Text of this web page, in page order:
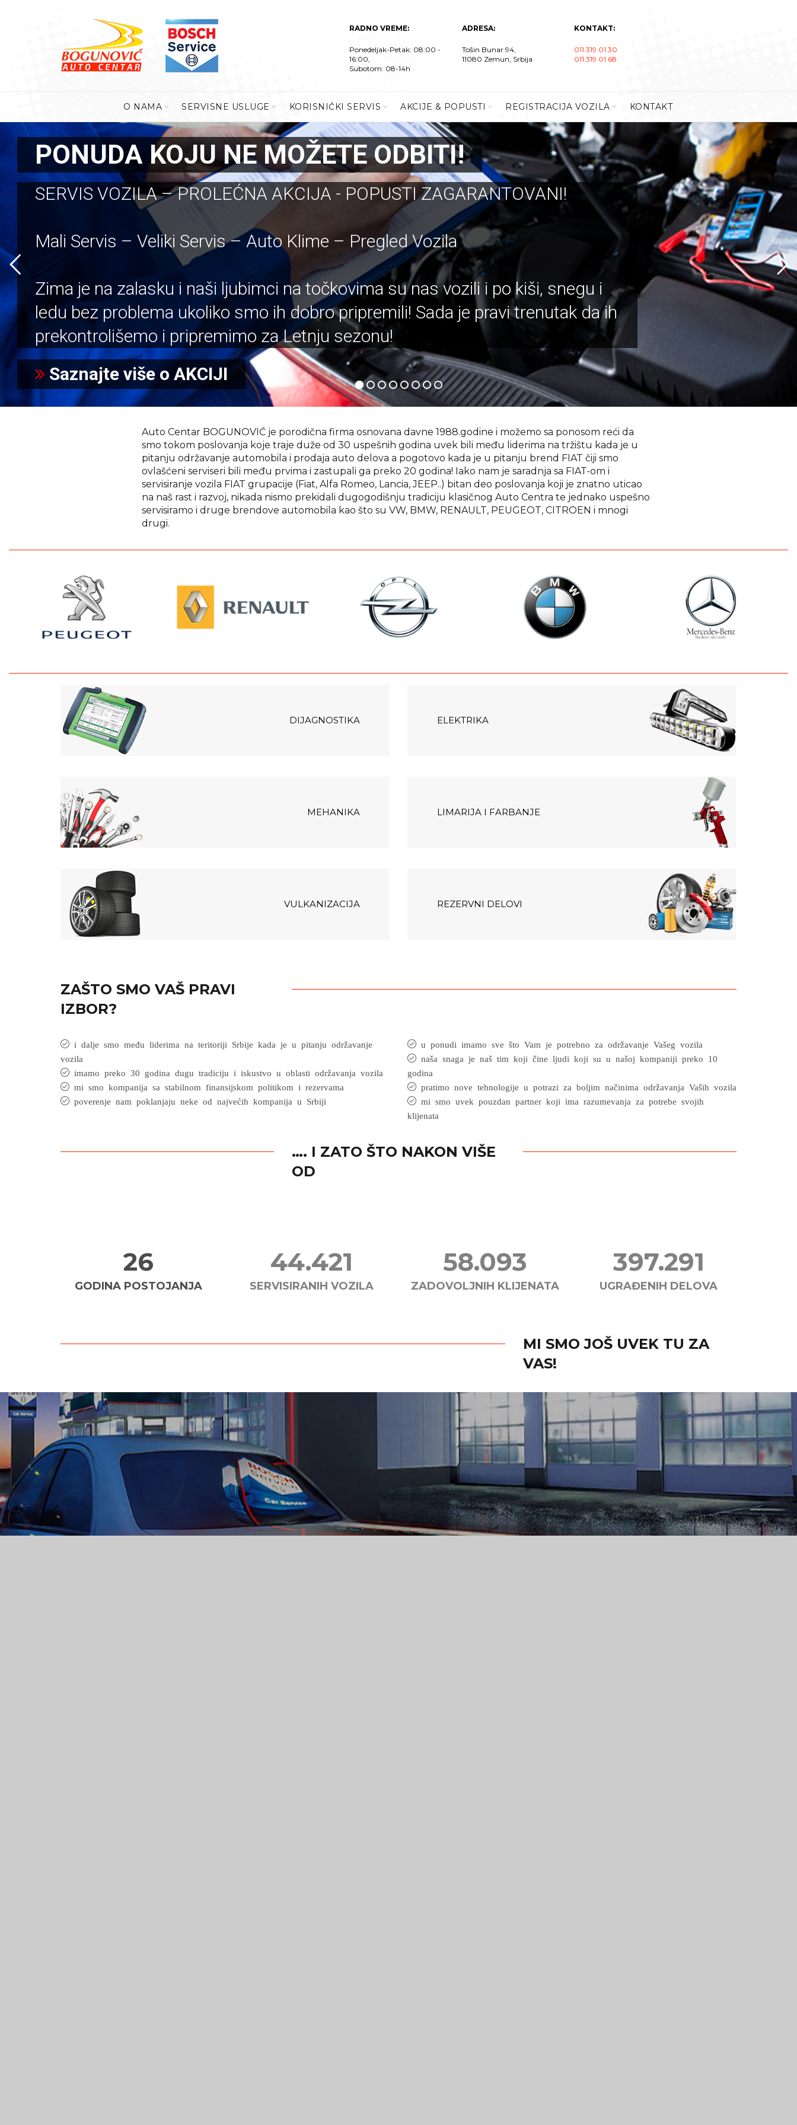
RADNO VREME:
Ponedeljak-Petak: 08:00 -
16:00,
Subotom: 08-14h
ADRESA:
Tošin Bunar 94,
11080 Zemun, Srbija
KONTAKT:
011 319 01 30
011 319 01 68
O NAMA SERVISNE USLUGE KORISNIČKI SERVIS AKCIJE & POPUSTI REGISTRACIJA VOZILA KONTAKT
SERVIS VOZILA – PROLEĆNA AKCIJA - POPUSTI ZAGARANTOVANI!
Mali Servis – Veliki Servis – Auto Klime – Pregled Vozila
Zima je na zalasku i naši ljubimci na točkovima su nas vozili i po kiši, snegu i
ledu bez problema ukoliko smo ih dobro pripremili! Sada je pravi trenutak da ih
prekontrolišemo i pripremimo za Letnju sezonu!
PONUDA KOJU NE MOŽETE ODBITI!
Saznajte više o AKCIJI
Auto Centar BOGUNOVIĆ je porodična firma osnovana davne 1988.godine i možemo sa ponosom reći da
smo tokom poslovanja koje traje duže od 30 uspešnih godina uvek bili među liderima na tržištu kada je u
pitanju održavanje automobila i prodaja auto delova a pogotovo kada je u pitanju brend FIAT čiji smo
ovlašćeni serviseri bili među prvima i zastupali ga preko 20 godina! Iako nam je saradnja sa FIAT-om i
servisiranje vozila FIAT grupacije (Fiat, Alfa Romeo, Lancia, JEEP..) bitan deo poslovanja koji je znatno uticao
na naš rast i razvoj, nikada nismo prekidali dugogodišnju tradiciju klasičnog Auto Centra te jednako uspešno
servisiramo i druge brendove automobila kao što su VW, BMW, RENAULT, PEUGEOT, CITROEN i mnogi
drugi.
DIJAGNOSTIKA ELEKTRIKA
MEHANIKA LIMARIJA I FARBANJE
VULKANIZACIJA REZERVNI DELOVI
ZAŠTO SMO VAŠ PRAVI
IZBOR?
i dalje smo među liderima na teritoriji Srbije kada je u pitanju održavanje
vozila
imamo preko 30 godina dugu tradiciju i iskustvo u oblasti održavanja vozila
mi smo kompanija sa stabilnom finansijskom politikom i rezervama
poverenje nam poklanjaju neke od najvećih kompanija u Srbiji
u ponudi imamo sve što Vam je potrebno za održavanje Vašeg vozila
naša snaga je naš tim koji čine ljudi koji su u našoj kompaniji preko 10
godina
pratimo nove tehnologije u potrazi za boljim načinima održavanja Vaših vozila
mi smo uvek pouzdan partner koji ima razumevanja za potrebe svojih
klijenata
…. I ZATO ŠTO NAKON VIŠE
OD
29
GODINA POSTOJANJA
44.527
SERVISIRANIH VOZILA
59.776
ZADOVOLJNIH KLIJENATA
434.638
UGRAĐENIH DELOVA
MI SMO JOŠ UVEK TU ZA
VAS!